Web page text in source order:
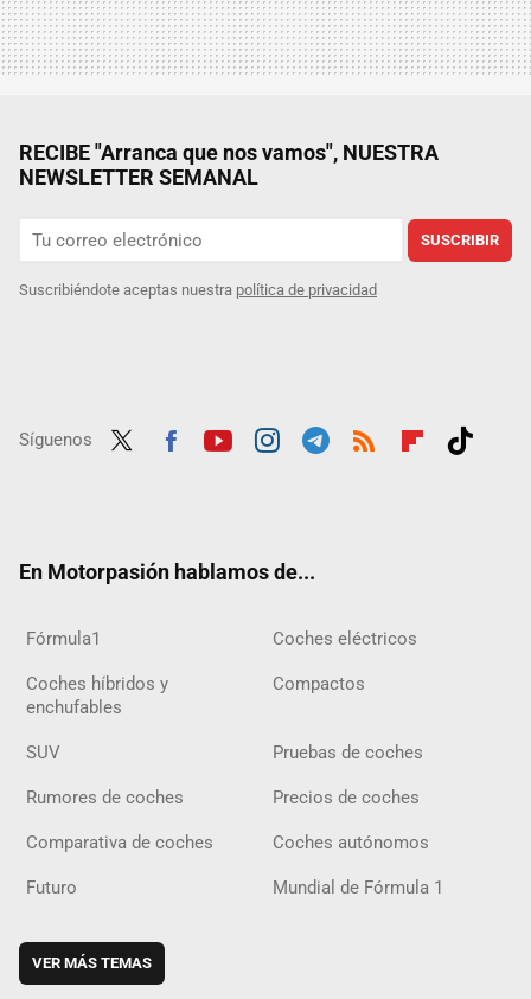
RECIBE "Arranca que nos vamos", NUESTRA
NEWSLETTER SEMANAL
SUSCRIBIR
Suscribiéndote aceptas nuestra política de privacidad
Síguenos
En Motorpasión hablamos de...
Fórmula1 Coches eléctricos
Coches híbridos y
enchufables
Compactos
SUV Pruebas de coches
Rumores de coches Precios de coches
Comparativa de coches Coches autónomos
Futuro Mundial de Fórmula 1
VER MÁS TEMAS